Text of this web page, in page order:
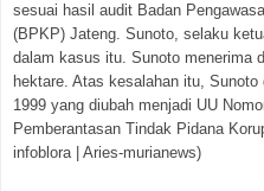
sesuai hasil audit Badan
(BPKP) Jateng. Sunoto, selaku
dalam kasus itu. Sunoto menerima
hektare. Atas kesalahan itu,
1999 yang diubah menjadi UU
Pemberantasan Tindak Pidana
infoblora | Aries-murianews)